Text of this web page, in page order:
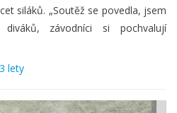
siláků. „Soutěž se povedla, jsem
závodníci si pochvalují
lety